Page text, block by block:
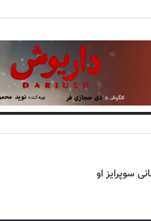
سوپرایز او